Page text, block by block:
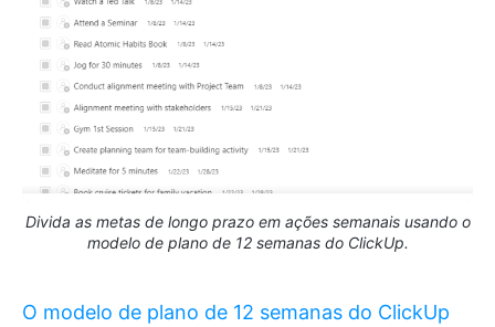
Divida as metas de longo prazo em ações semanais usando o
modelo de plano de 12 semanas do ClickUp.
O modelo de plano de 12 semanas do ClickUp